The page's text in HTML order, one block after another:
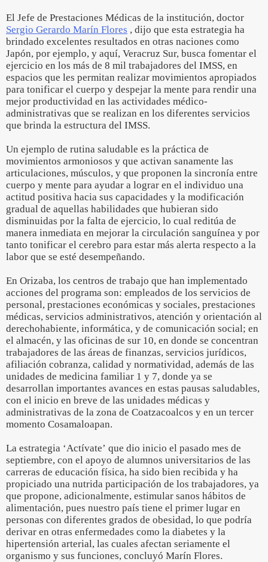
El Jefe de Prestaciones Médicas de la institución, doctor
Sergio Gerardo Marín Flores , dijo que esta estrategia ha
brindado excelentes resultados en otras naciones como
Japón, por ejemplo, y aquí, Veracruz Sur, busca fomentar el
ejercicio en los más de 8 mil trabajadores del IMSS, en
espacios que les permitan realizar movimientos apropiados
para tonificar el cuerpo y despejar la mente para rendir una
mejor productividad en las actividades médico-
administrativas que se realizan en los diferentes servicios
que brinda la estructura del IMSS.
Un ejemplo de rutina saludable es la práctica de
movimientos armoniosos y que activan sanamente las
articulaciones, músculos, y que proponen la sincronía entre
cuerpo y mente para ayudar a lograr en el individuo una
actitud positiva hacia sus capacidades y la modificación
gradual de aquellas habilidades que hubieran sido
disminuidas por la falta de ejercicio, lo cual reditúa de
manera inmediata en mejorar la circulación sanguínea y por
tanto tonificar el cerebro para estar más alerta respecto a la
labor que se esté desempeñando.
En Orizaba, los centros de trabajo que han implementado
acciones del programa son: empleados de los servicios de
personal, prestaciones económicas y sociales, prestaciones
médicas, servicios administrativos, atención y orientación al
derechohabiente, informática, y de comunicación social; en
el almacén, y las oficinas de sur 10, en donde se concentran
trabajadores de las áreas de finanzas, servicios jurídicos,
afiliación cobranza, calidad y normatividad, además de las
unidades de medicina familiar 1 y 7, donde ya se
desarrollan importantes avances en estas pausas saludables,
con el inicio en breve de las unidades médicas y
administrativas de la zona de Coatzacoalcos y en un tercer
momento Cosamaloapan.
La estrategia ‘Actívate’ que dio inicio el pasado mes de
septiembre, con el apoyo de alumnos universitarios de las
carreras de educación física, ha sido bien recibida y ha
propiciado una nutrida participación de los trabajadores, ya
que propone, adicionalmente, estimular sanos hábitos de
alimentación, pues nuestro país tiene el primer lugar en
personas con diferentes grados de obesidad, lo que podría
derivar en otras enfermedades como la diabetes y la
hipertensión arterial, las cuales afectan seriamente el
organismo y sus funciones, concluyó Marín Flores.